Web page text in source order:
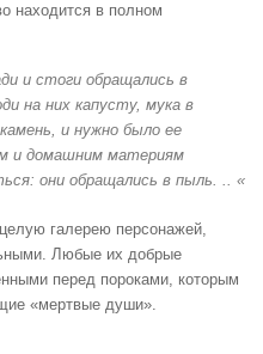
находится в полном
и стоги обращались в
на них капусту, мука в
и нужно было ее
и домашним материям
они обращались в пыль. .. «
галерею персонажей,
Любые их добрые
перед пороками, которым
«мертвые души».